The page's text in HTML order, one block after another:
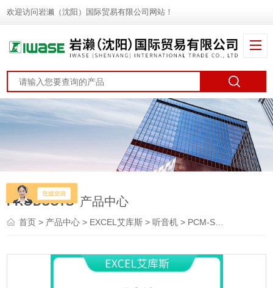
欢迎访问岩濑（沈阳）国际贸易有限公司网站！
PRODUCTS 产品中心
首页> 产品中心 > EXCEL艾库斯 >听音机 > PCM-SHEXCEL艾库斯 听音机 拾音器 小音响机